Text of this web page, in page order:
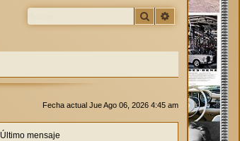
Buscar Búsqueda
Fecha actual Jue Ago 06, 2026 4:45 am
Último mensaje